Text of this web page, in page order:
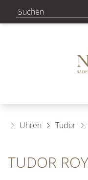
Uhren Tudor
TUDOR